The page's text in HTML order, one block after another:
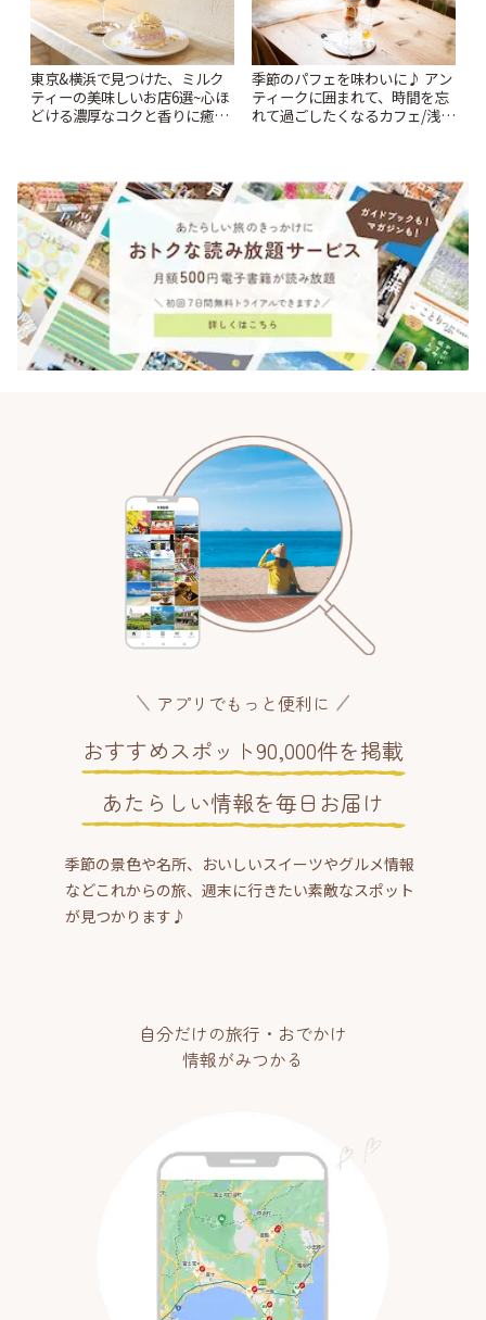
東京&横浜で見つけた、ミルク
ティーの美味しいお店6選~心ほ
どける濃厚なコクと香りに癒や
季節のパフェを味わいに♪ アン
ティークに囲まれて、時間を忘
れて過ごしたくなるカフェ/浅草
アプリでもっと便利に
おすすめスポット90,000件を掲載
あたらしい情報を毎日お届け
季節の景色や名所、おいしいスイーツやグルメ情報
などこれからの旅、週末に行きたい素敵なスポット
が見つかります♪
自分だけの旅行・おでかけ
情報がみつかる